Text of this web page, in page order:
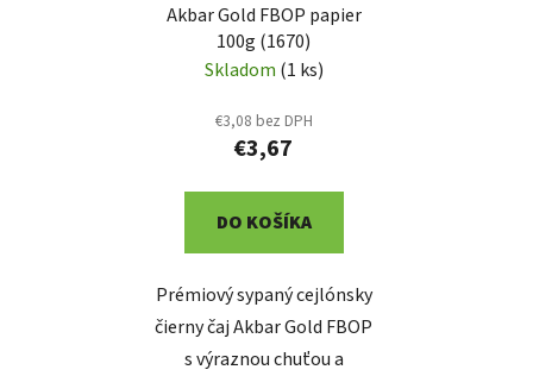
Akbar Gold FBOP papier
100g (1670)
Skladom (1 ks)
€3,08 bez DPH
€3,67
DO KOŠÍKA
Prémiový sypaný cejlónsky
čierny čaj Akbar Gold FBOP
s výraznou chuťou a